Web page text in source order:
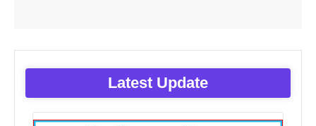
Latest Update